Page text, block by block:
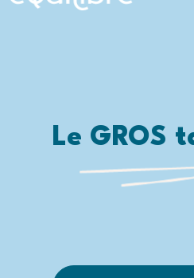
Le GROS